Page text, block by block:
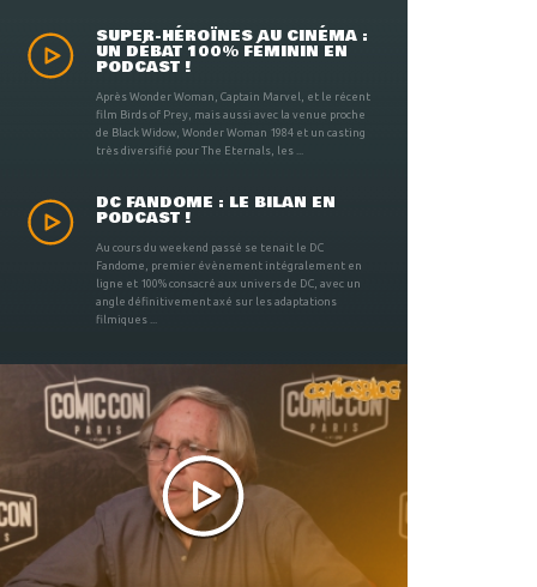
SUPER-HÉROÏNES AU CINÉMA :
UN DÉBAT 100% FÉMININ EN
PODCAST !
Après Wonder Woman, Captain Marvel, et le récent
film Birds of Prey, mais aussi avec la venue proche
de Black Widow, Wonder Woman 1984 et un casting
très diversifié pour The Eternals, les ...
DC FANDOME : LE BILAN EN
PODCAST !
Au cours du weekend passé se tenait le DC
Fandome, premier évènement intégralement en
ligne et 100% consacré aux univers de DC, avec un
angle définitivement axé sur les adaptations
filmiques ...